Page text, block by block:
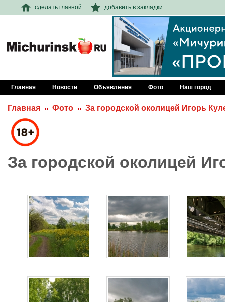
сделать главной добавить в закладки
Главная Новости Объявления Фото Наш город
Главная Фото За городской околицей Игорь
За городской околицей